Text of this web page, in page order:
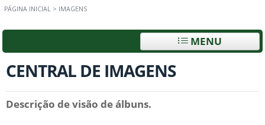
PÁGINA INICIAL > IMAGENS
MENU
CENTRAL DE IMAGENS
Descrição de visão de álbuns.